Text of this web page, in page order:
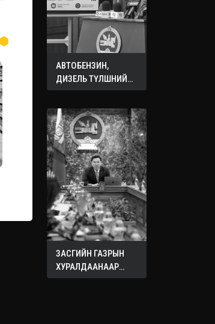
АВТОБЕНЗИН,
ДИЗЕЛЬ ТҮЛШНИЙ
ОНЦГОЙ АЛБАН
ЗАСГИЙН ГАЗРЫН
ХУРАЛДААНААР
ХЭЛЭЛЦЭЖ БУЙ